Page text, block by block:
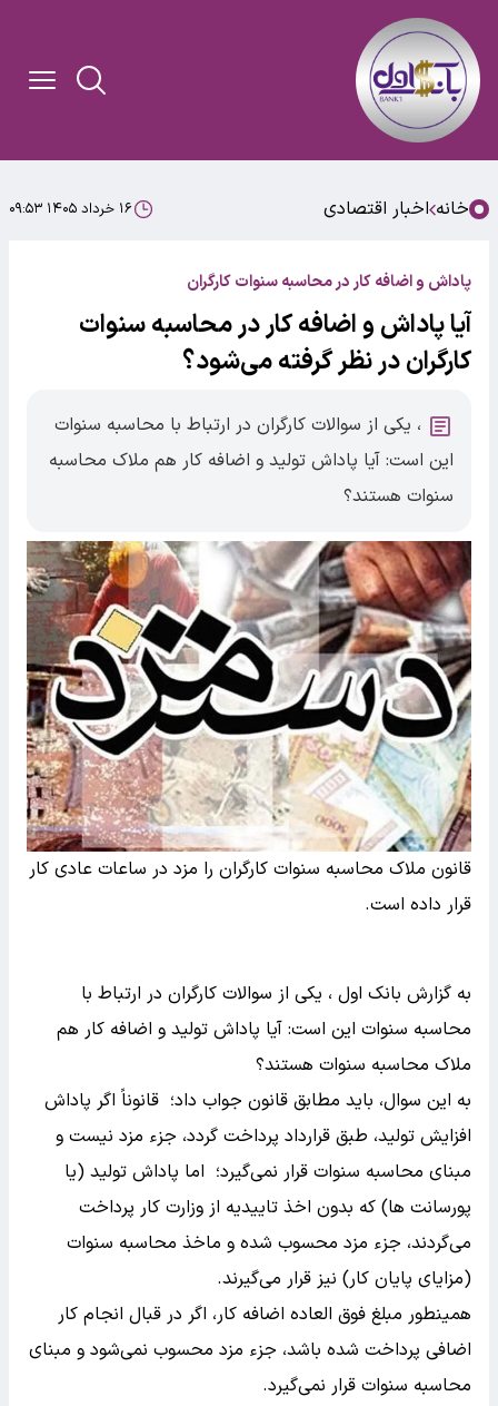
خانه اخبار اقتصادی ۱۶ خرداد ۱۴۰۵ ۰۹:۵۳
پاداش و اضافه کار در محاسبه سنوات کارگران
آیا پاداش و اضافه کار در محاسبه سنوات
کارگران در نظر گرفته می‌شود؟
، یکی از سوالات کارگران در ارتباط با محاسبه سنوات
این است: آیا پاداش تولید و اضافه کار هم ملاک محاسبه
سنوات هستند؟
قانون ملاک محاسبه سنوات کارگران را مزد در ساعات عادی کار
قرار داده است.
به گزارش بانک اول ، یکی از سوالات کارگران در ارتباط با
محاسبه سنوات این است: آیا پاداش تولید و اضافه کار هم
ملاک محاسبه سنوات هستند؟
به این سوال، باید مطابق قانون جواب داد؛ قانوناً اگر پاداش
افزایش تولید، طبق قرارداد پرداخت گردد، جزء مزد نیست و
مبنای محاسبه سنوات قرار نمی‌گیرد؛ اما پاداش تولید (یا
پورسانت ها) که بدون اخذ تاییدیه از وزارت کار پرداخت
می‌گردند، جزء مزد محسوب شده و ماخذ محاسبه سنوات
(مزایای پایان کار) نیز قرار می‌گیرند.
همینطور مبلغ فوق العاده اضافه کار، اگر در قبال انجام کار
اضافی پرداخت شده باشد، جزء مزد محسوب نمی‌شود و مبنای
محاسبه سنوات قرار نمی‌گیرد.